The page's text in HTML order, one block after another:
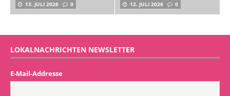
13. JULI 2026 0 12. JULI 2026 0
LOKALNACHRICHTEN NEWSLETTER
E-Mail-Addresse